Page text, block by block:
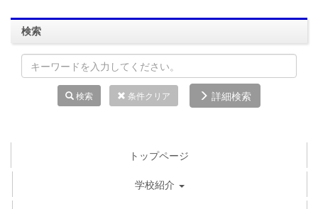
検索
検索 条件クリア 詳細検索
トップページ
学校紹介